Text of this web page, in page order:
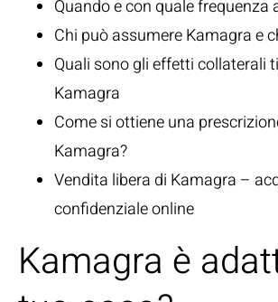
Quando e con quale frequenza
Chi può assumere Kamagra e
Quali sono gli effetti collaterali
Kamagra
Come si ottiene una
Kamagra?
Vendita libera di Kamagra –
confidenziale online
Kamagra è